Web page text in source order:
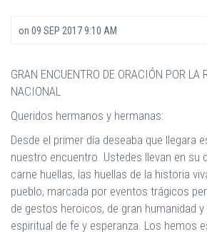
on 09 SEP 2017 9:10 AM
GRAN ENCUENTRO DE ORACIÓN POR LA
NACIONAL
Queridos hermanos y hermanas:
Desde el primer día deseaba que llegara
nuestro encuentro. Ustedes llevan en su
carne huellas, las huellas de la historia
pueblo, marcada por eventos trágicos
de gestos heroicos, de gran humanidad
espiritual de fe y esperanza. Los hemos